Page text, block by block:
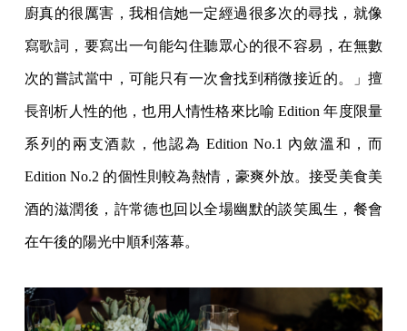
廚真的很厲害，我相信她一定經過很多次的尋找，就像
寫歌詞，要寫出一句能勾住聽眾心的很不容易，在無數
次的嘗試當中，可能只有一次會找到稍微接近的。」擅
長剖析人性的他，也用人情性格來比喻 Edition 年度限量
系列的兩支酒款，他認為 Edition No.1 內斂溫和，而
Edition No.2 的個性則較為熱情，豪爽外放。接受美食美
酒的滋潤後，許常德也回以全場幽默的談笑風生，餐會
在午後的陽光中順利落幕。